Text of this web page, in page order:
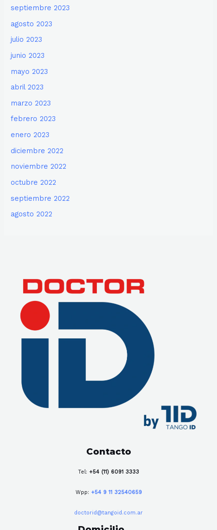
septiembre 2023
agosto 2023
julio 2023
junio 2023
mayo 2023
abril 2023
marzo 2023
febrero 2023
enero 2023
diciembre 2022
noviembre 2022
octubre 2022
septiembre 2022
agosto 2022
Contacto
Tel: +54 (11) 6091 3333
Wpp: +54 9 11 32540659
doctorid@tangoid.com.ar